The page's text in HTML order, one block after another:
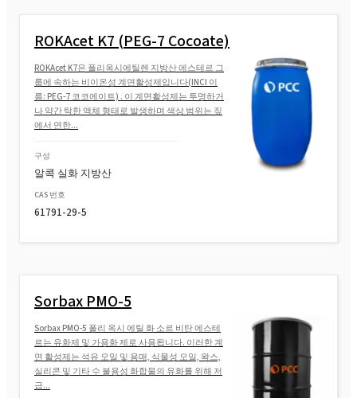
ROKAnol®LP2500 (C12-C15 알코올, 에톡실
화, 프로폭실화)
ROKAnol(폴리옥시알킬렌글리콜에테르)
ROKAnol®LP60 (폴리옥시알킬렌 지방 알코
에테르)
ROKAnol®LP1012(C12-C14 알코올, 에톡시
화, 프로폭시화)
ROKAnol(PPG-5-세테스-20)
ROKAcet K7 (PEG-7 Cocoate)
ROKAcet K7은 폴리옥시에틸렌 지방산 에스테르 그
룹에 속하는 비이온성 계면활성제입니다(INCI 이
름: PEG-7 코코에이트) . 이 계면활성제는 투명하거
나 약간 탁한 액체 형태로 발생하며 색상 범위는 짚
에서 연한...
구성
알콕 실화 지방산
CAS 번호
61791-29-5
Sorbax PMO-5
Sorbax PMO-5 폴리 옥시 에틸 화 소르 비탄 에스테
르는 유화제 및 가용화 제로 사용됩니다. 이러한 계
면 활성제는 석유 오일 및 용매, 식물성 오일, 왁스,
실리콘 및 기타 수 불용성 화합물의 유화를 위해 저
급...